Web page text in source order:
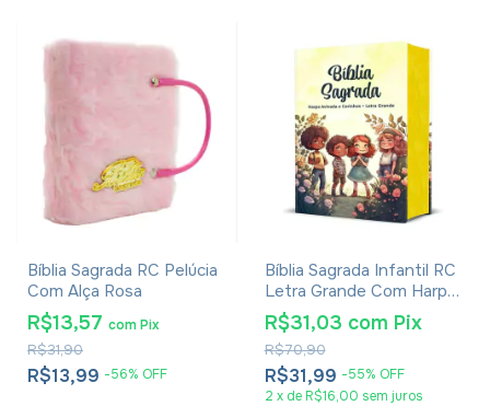
Bíblia Sagrada RC Pelúcia
Com Alça Rosa
R$13,99 -56% OFF
R$31,90
R$13,57 comPix
Bíblia Sagrada Infantil RC
Letra Grande Com Harpa
Avivada E Corinhos Capa
Dura Pequena Crianças
Jardim
R$31,99 -55% OFF
R$70,90
R$31,03 com Pix
2 x de R$16,00 sem juros